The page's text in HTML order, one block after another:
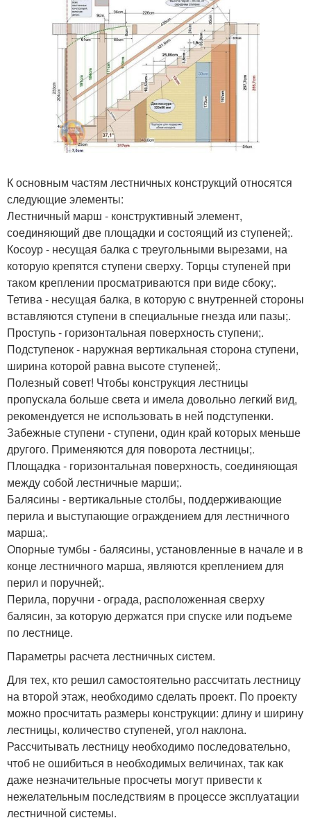
К основным частям лестничных конструкций относятся
следующие элементы:
Лестничный марш - конструктивный элемент,
соединяющий две площадки и состоящий из ступеней;.
Косоур - несущая балка с треугольными вырезами, на
которую крепятся ступени сверху. Торцы ступеней при
таком креплении просматриваются при виде сбоку;.
Тетива - несущая балка, в которую с внутренней стороны
вставляются ступени в специальные гнезда или пазы;.
Проступь - горизонтальная поверхность ступени;.
Подступенок - наружная вертикальная сторона ступени,
ширина которой равна высоте ступеней;.
Полезный совет! Чтобы конструкция лестницы
пропускала больше света и имела довольно легкий вид,
рекомендуется не использовать в ней подступенки.
Забежные ступени - ступени, один край которых меньше
другого. Применяются для поворота лестницы;.
Площадка - горизонтальная поверхность, соединяющая
между собой лестничные марши;.
Балясины - вертикальные столбы, поддерживающие
перила и выступающие ограждением для лестничного
марша;.
Опорные тумбы - балясины, установленные в начале и в
конце лестничного марша, являются креплением для
перил и поручней;.
Перила, поручни - ограда, расположенная сверху
балясин, за которую держатся при спуске или подъеме
по лестнице.
Параметры расчета лестничных систем.
Для тех, кто решил самостоятельно рассчитать лестницу
на второй этаж, необходимо сделать проект. По проекту
можно просчитать размеры конструкции: длину и ширину
лестницы, количество ступеней, угол наклона.
Рассчитывать лестницу необходимо последовательно,
чтоб не ошибиться в необходимых величинах, так как
даже незначительные просчеты могут привести к
нежелательным последствиям в процессе эксплуатации
лестничной системы.